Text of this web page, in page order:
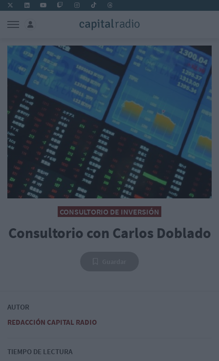
CONSULTORIO DE INVERSIÓN
Consultorio con Carlos Doblado
AUTOR
REDACCIÓN CAPITAL RADIO
TIEMPO DE LECTURA